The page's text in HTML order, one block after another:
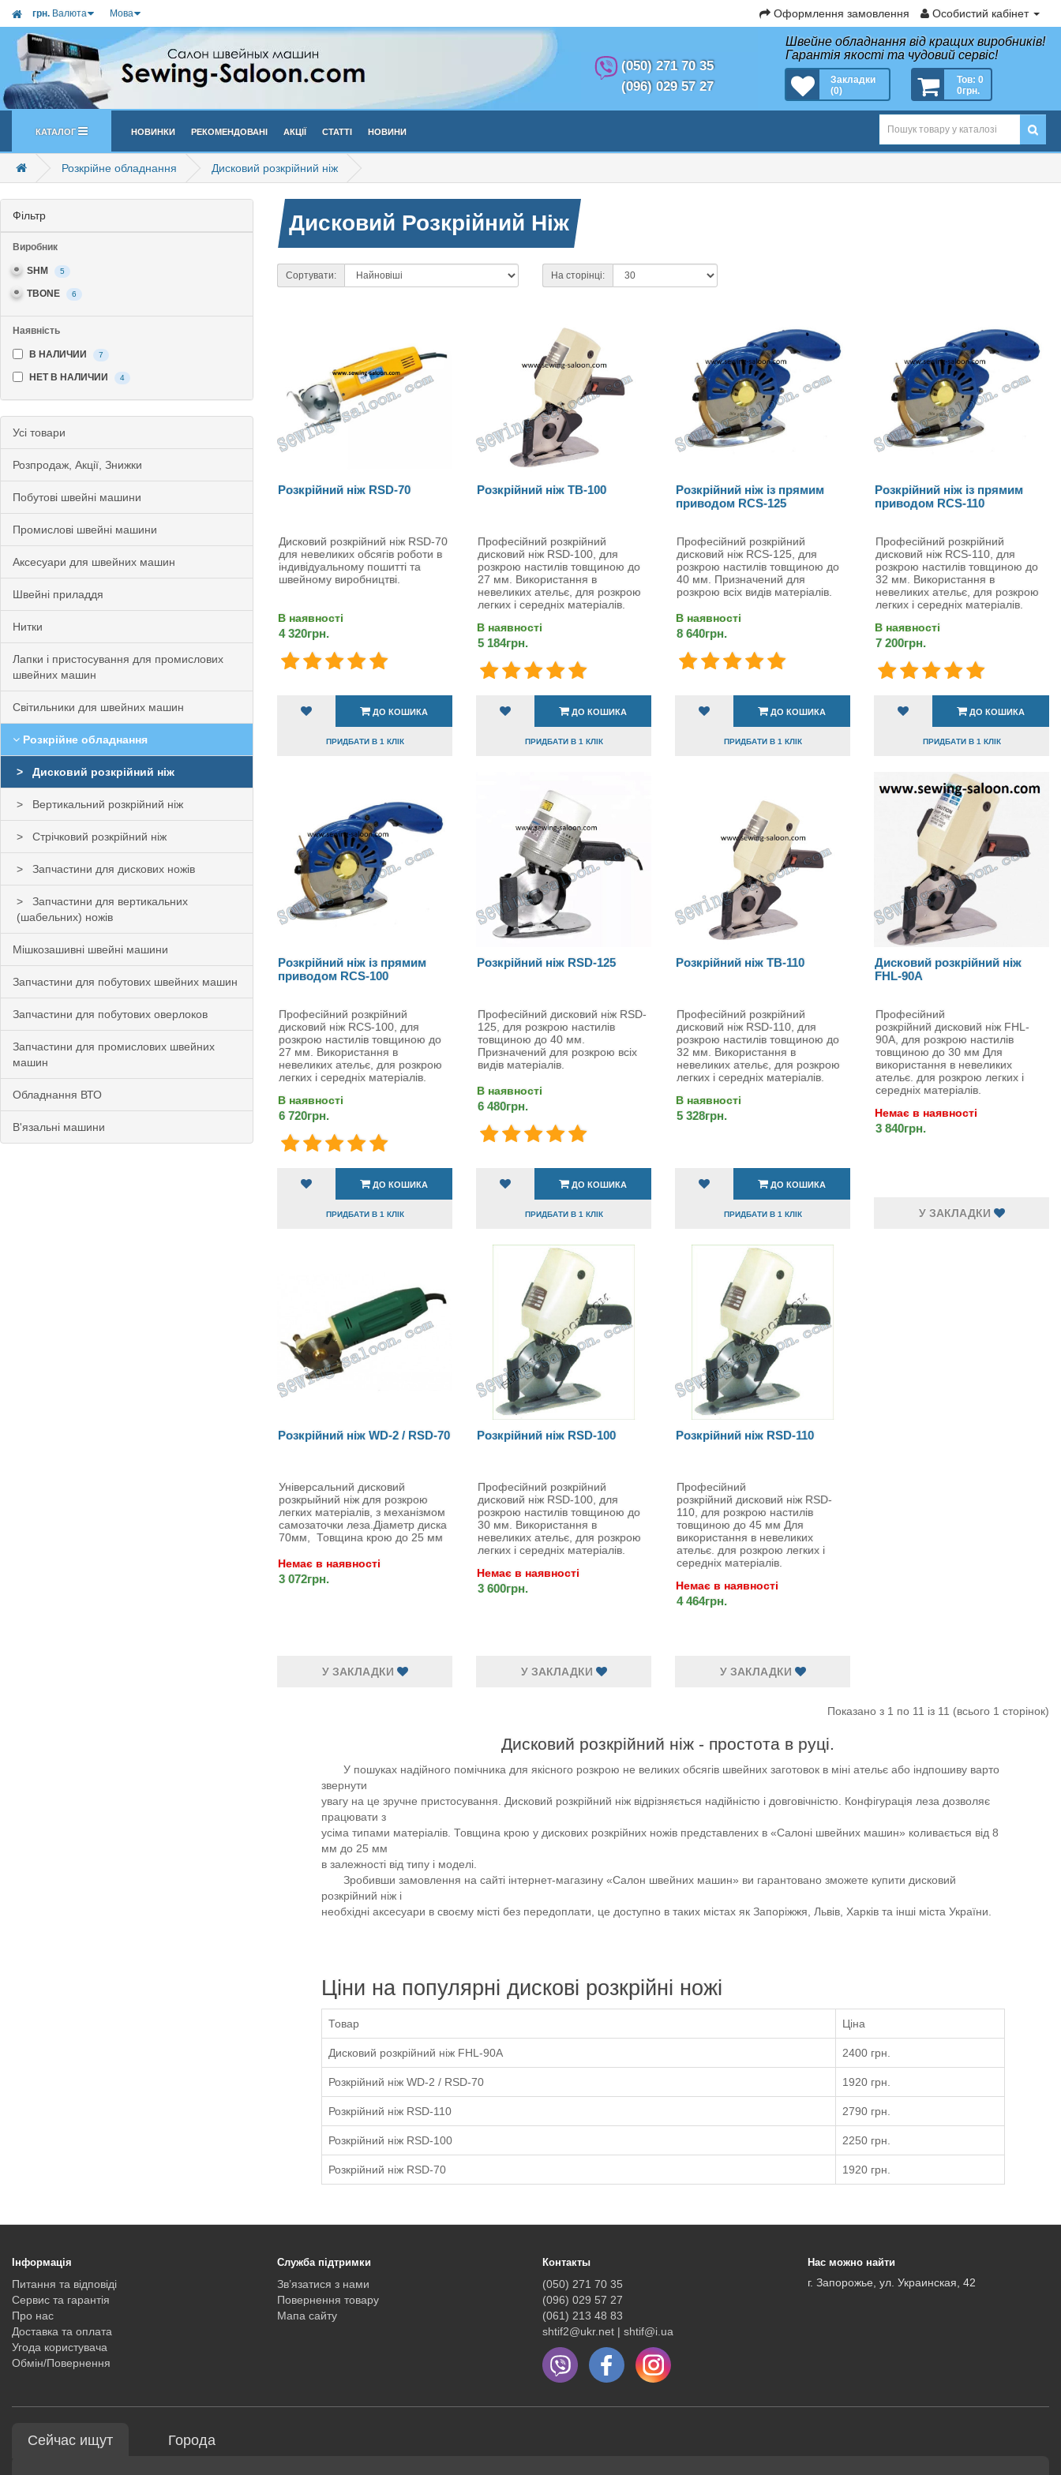
грн. Валюта Мова Оформлення замовлення Особистий кабінет
(050) 271 70 35
(096) 029 57 27
Швейне обладнання від кращих виробників!
Гарантія якості та чудовий сервіс!
Закладки
(0)
Тов: 0
0грн.
Каталог Новинки Рекомендовані Акції Статті Новини
Розкрійне обладнання Дисковий розкрійний ніж
Фільтр
Виробник
SHM 5
TBONE 6
Наявність
В НАЛИЧИИ 7
НЕТ В НАЛИЧИИ 4
Усi товари
Розпродаж, Акції, Знижки
Побутові швейні машини
Промислові швейні машини
Аксесуари для швейних машин
Швейні приладдя
Нитки
Лапки і пристосування для промислових
швейних машин
Світильники для швейних машин
Розкрійне обладнання
Дисковий розкрійний ніж
Вертикальний розкрійний ніж
Стрічковий розкрійний ніж
Запчастини для дискових ножів
Запчастини для вертикальних
(шабельних) ножів
Мішкозашивні швейні машини
Запчастини для побутових швейних машин
Запчастини для побутових оверлоков
Запчастини для промислових швейних
машин
Обладнання ВТО
В'язальні машини
Дисковий Розкрійний Ніж
Сортувати: На сторінці:
Розкрійний ніж RSD-70
Дисковий розкрійний ніж RSD-70
для невеликих обсягів роботи в
індивідуальному пошитті та
швейному виробництві.
В наявності
4 320грн.
ДО КОШИКА
ПРИДБАТИ В 1 КЛІК
Розкрійний ніж TB-100
Професійний розкрійний
дисковий ніж RSD-100, для
розкрою настилів товщиною до
27 мм. Використання в
невеликих ательє, для розкрою
легких і середніх матеріалів.
В наявності
5 184грн.
ДО КОШИКА
ПРИДБАТИ В 1 КЛІК
Розкрійний ніж із прямим
приводом RCS-125
Професійний розкрійний
дисковий ніж RCS-125, для
розкрою настилів товщиною до
40 мм. Призначений для
розкрою всіх видів матеріалів.
В наявності
8 640грн.
ДО КОШИКА
ПРИДБАТИ В 1 КЛІК
Розкрійний ніж із прямим
приводом RCS-110
Професійний розкрійний
дисковий ніж RCS-110, для
розкрою настилів товщиною до
32 мм. Використання в
невеликих ательє, для розкрою
легких і середніх матеріалів.
В наявності
7 200грн.
ДО КОШИКА
ПРИДБАТИ В 1 КЛІК
Розкрійний ніж із прямим
приводом RCS-100
Професійний розкрійний
дисковий ніж RCS-100, для
розкрою настилів товщиною до
27 мм. Використання в
невеликих ательє, для розкрою
легких і середніх матеріалів.
В наявності
6 720грн.
ДО КОШИКА
ПРИДБАТИ В 1 КЛІК
Розкрійний ніж RSD-125
Професійний дисковий ніж RSD-
125, для розкрою настилів
товщиною до 40 мм.
Призначений для розкрою всіх
видів матеріалів.
В наявності
6 480грн.
ДО КОШИКА
ПРИДБАТИ В 1 КЛІК
Розкрійний ніж TB-110
Професійний розкрійний
дисковий ніж RSD-110, для
розкрою настилів товщиною до
32 мм. Використання в
невеликих ательє, для розкрою
легких і середніх матеріалів.
В наявності
5 328грн.
ДО КОШИКА
ПРИДБАТИ В 1 КЛІК
Дисковий розкрійний ніж
FHL-90A
Професійний
розкрійний дисковий ніж FHL-
90A, для розкрою настилів
товщиною до 30 мм Для
використання в невеликих
ательє. для розкрою легких і
середніх матеріалів.
Немає в наявності
3 840грн.
У ЗАКЛАДКИ
Розкрійний ніж WD-2 / RSD-70
Універсальний дисковий
розкрыйний ніж для розкрою
легких матеріалів, з механізмом
самозаточки леза.Діаметр диска
70мм, Товщина крою до 25 мм
Немає в наявності
3 072грн.
У ЗАКЛАДКИ
Розкрійний ніж RSD-100
Професійний розкрійний
дисковий ніж RSD-100, для
розкрою настилів товщиною до
30 мм. Використання в
невеликих ательє, для розкрою
легких і середніх матеріалів.
Немає в наявності
3 600грн.
У ЗАКЛАДКИ
Розкрійний ніж RSD-110
Професійний
розкрійний дисковий ніж RSD-
110, для розкрою настилів
товщиною до 45 мм Для
використання в невеликих
ательє. для розкрою легких і
середніх матеріалів.
Немає в наявності
4 464грн.
У ЗАКЛАДКИ
Показано з 1 по 11 із 11 (всього 1 сторінок)
Дисковий розкрійний ніж - простота в руці.
У пошуках надійного помічника для якісного розкрою не великих обсягів швейних заготовок в міні ательє або індпошиву варто
звернути
увагу на це зручне пристосування. Дисковий розкрійний ніж відрізняється надійністю і довговічністю. Конфігурація леза дозволяє
працювати з
усіма типами матеріалів. Товщина крою у дискових розкрійних ножів представлених в «Салоні швейних машин» коливається від 8
мм до 25 мм
в залежності від типу і моделі.
Зробивши замовлення на сайті інтернет-магазину «Салон швейних машин» ви гарантовано зможете купити дисковий
розкрійний ніж і
необхідні аксесуари в своєму місті без передоплати, це доступно в таких містах як Запоріжжя, Львів, Харків та інші міста України.
Ціни на популярні дискові розкрійні ножі
Товар Ціна
Дисковий розкрійний ніж FHL-90A 2400 грн.
Розкрійний ніж WD-2 / RSD-70 1920 грн.
Розкрійний ніж RSD-110 2790 грн.
Розкрійний ніж RSD-100 2250 грн.
Розкрійний ніж RSD-70 1920 грн.
Інформація
Питання та відповіді
Сервис та гарантія
Про нас
Доставка та оплата
Угода користувача
Обмін/Повернення
Служба підтримки
Зв’язатися з нами
Повернення товару
Мапа сайту
Контакты
(050) 271 70 35
(096) 029 57 27
(061) 213 48 83
shtif2@ukr.net | shtif@i.ua
Нас можно найти
г. Запорожье, ул. Украинская, 42
Сейчас ищут Города